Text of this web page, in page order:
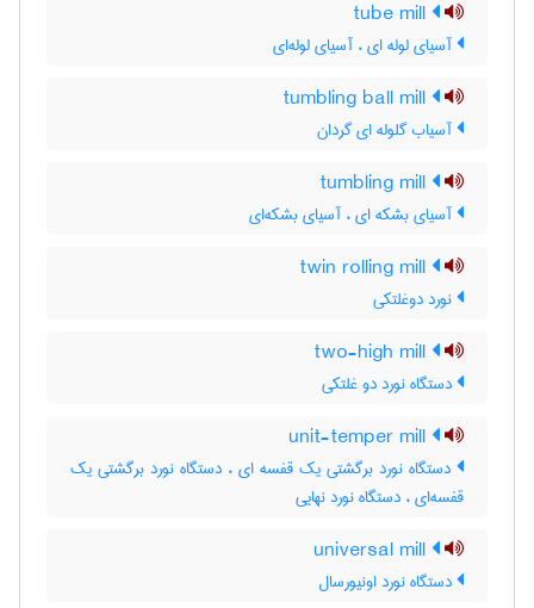
آسیای لوله ای ، آسیای لوله‌ای
آسیاب گلوله ای گردان
آسیای بشکه ای ، آسیای بشکه‌ای
نورد دوغلتکی
دستگاه نورد دو غلتکی
دستگاه نورد برگشتی یک قفسه ای ، دستگاه نورد برگشتی یک
قفسه‌ای ، دستگاه نورد نهایی
دستگاه نورد اونیورسال